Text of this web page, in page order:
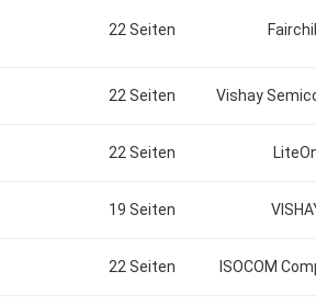
22 Seiten
22 Seiten Vishay
22 Seiten
19 Seiten
22 Seiten ISOCOM